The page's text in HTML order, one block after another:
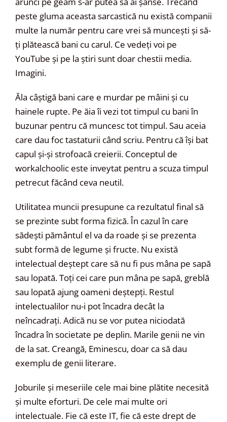
peste gluma aceasta sarcastică nu există companii
multe la număr pentru care vrei să muncești și să-
ți plătească bani cu carul. Ce vedeți voi pe
YouTube și pe la știri sunt doar chestii media.
Imagini.
Ăla câștigă bani care e murdar pe mâini și cu
hainele rupte. Pe ăia îi vezi tot timpul cu bani în
buzunar pentru că muncesc tot timpul. Sau aceia
care dau foc tastaturii când scriu. Pentru că își bat
capul și-și strofoacă creierii. Conceptul de
workalchoolic este inveytat pentru a scuza timpul
petrecut făcând ceva neutil.
Utilitatea muncii presupune ca rezultatul final să
se prezinte subt forma fizică. În cazul în care
sădești pământul el va da roade și se prezenta
subt formă de legume și fructe. Nu există
intelectual deștept care să nu fi pus mâna pe sapă
sau lopată. Toți cei care pun mâna pe sapă, greblă
sau lopată ajung oameni deștepți. Restul
intelectualilor nu-i pot încadra decât la
neîncadrați. Adică nu se vor putea niciodată
încadra în societate pe deplin. Marile genii ne vin
de la sat. Creangă, Eminescu, doar ca să dau
exemplu de genii literare.
Joburile și meseriile cele mai bine plătite necesită
și multe eforturi. De cele mai multe ori
intelectuale. Fie că este IT, fie că este drept de